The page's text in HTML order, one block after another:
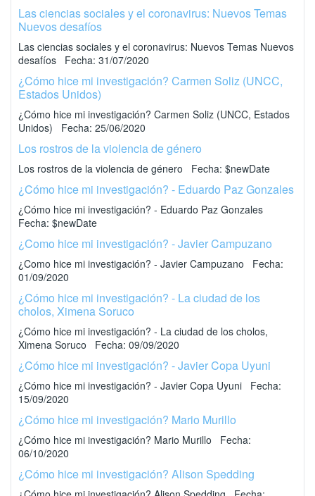
Las ciencias sociales y el coronavirus: Nuevos Temas
Nuevos desafíos
Las ciencias sociales y el coronavirus: Nuevos Temas Nuevos
desafíos Fecha: 31/07/2020
¿Cómo hice mi investigación? Carmen Soliz (UNCC,
Estados Unidos)
¿Cómo hice mi investigación? Carmen Soliz (UNCC, Estados
Unidos) Fecha: 25/06/2020
Los rostros de la violencia de género
Los rostros de la violencia de género Fecha: $newDate
¿Cómo hice mi investigación? - Eduardo Paz Gonzales
¿Cómo hice mi investigación? - Eduardo Paz Gonzales
Fecha: $newDate
¿Como hice mi investigación? - Javier Campuzano
¿Como hice mi investigación? - Javier Campuzano Fecha:
01/09/2020
¿Cómo hice mi investigación? - La ciudad de los
cholos, Ximena Soruco
¿Cómo hice mi investigación? - La ciudad de los cholos,
Ximena Soruco Fecha: 09/09/2020
¿Cómo hice mi investigación? - Javier Copa Uyuni
¿Cómo hice mi investigación? - Javier Copa Uyuni Fecha:
15/09/2020
¿Cómo hice mi investigación? Mario Murillo
¿Cómo hice mi investigación? Mario Murillo Fecha:
06/10/2020
¿Cómo hice mi investigación? Alison Spedding